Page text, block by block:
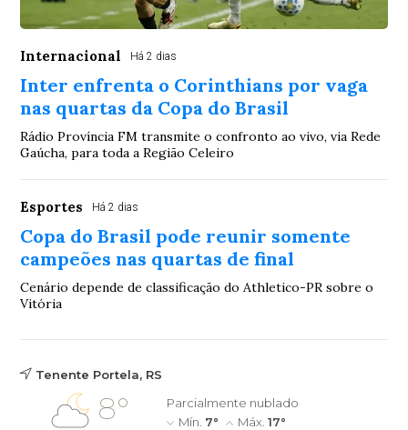
Internacional Há 2 dias
Inter enfrenta o Corinthians por vaga
nas quartas da Copa do Brasil
Rádio Província FM transmite o confronto ao vivo, via Rede
Gaúcha, para toda a Região Celeiro
Esportes Há 2 dias
Copa do Brasil pode reunir somente
campeões nas quartas de final
Cenário depende de classificação do Athletico-PR sobre o
Vitória
Tenente Portela, RS
8°
Parcialmente nublado
Mín. 7° Máx.17°